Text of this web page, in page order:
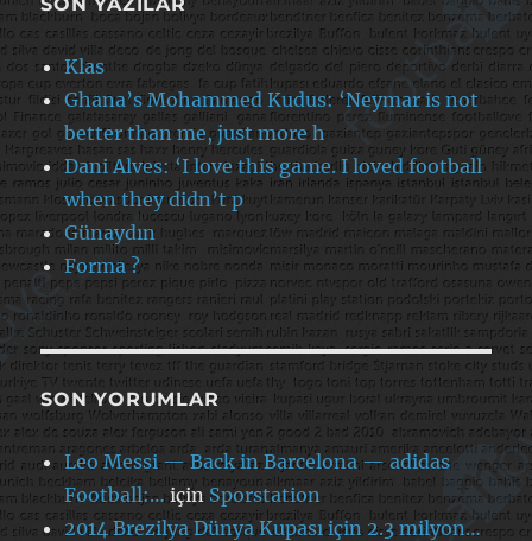
Klas
Ghana’s Mohammed Kudus: ‘Neymar is not
better than me, just more h
Dani Alves: ‘I love this game. I loved football
when they didn’t p
Günaydın
Forma ?
SON YORUMLAR
Leo Messi — Back in Barcelona — adidas
Football:… için Sporstation
2014 Brezilya Dünya Kupası için 2.3 milyon…